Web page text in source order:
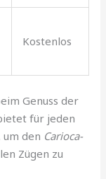
Kostenlos
Genuss der
für jeden
den Carioca-
Zügen zu